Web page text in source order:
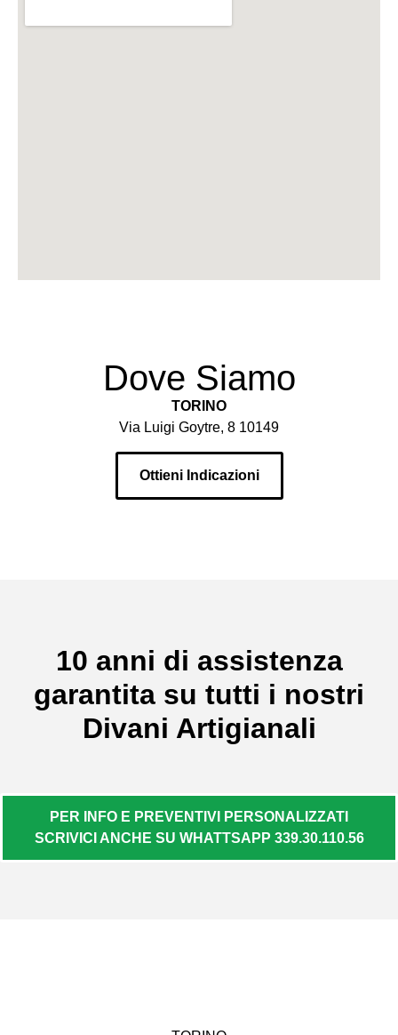
Dove Siamo
TORINO
Via Luigi Goytre, 8 10149
Ottieni Indicazioni
10 anni di assistenza
garantita su tutti i nostri
Divani Artigianali
PER INFO E PREVENTIVI PERSONALIZZATI
SCRIVICI ANCHE SU WHATTSAPP 339.30.110.56